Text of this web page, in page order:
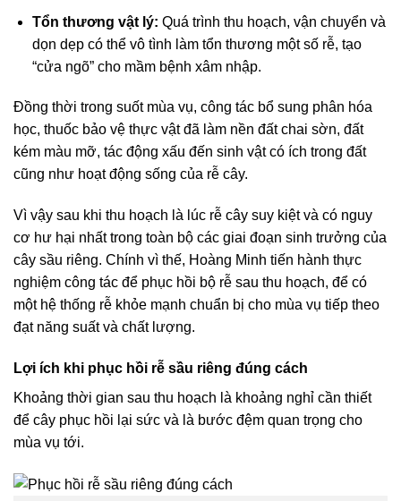
Tổn thương vật lý: Quá trình thu hoạch, vận chuyển và
dọn dẹp có thể vô tình làm tổn thương một số rễ, tạo
“cửa ngõ” cho mầm bệnh xâm nhập.
Đồng thời trong suốt mùa vụ, công tác bổ sung phân hóa
học, thuốc bảo vệ thực vật đã làm nền đất chai sờn, đất
kém màu mỡ, tác động xấu đến sinh vật có ích trong đất
cũng như hoạt động sống của rễ cây.
Vì vậy sau khi thu hoạch là lúc rễ cây suy kiệt và có nguy
cơ hư hại nhất trong toàn bộ các giai đoạn sinh trưởng của
cây sầu riêng. Chính vì thế, Hoàng Minh tiến hành thực
nghiệm công tác để phục hồi bộ rễ sau thu hoạch, để có
một hệ thống rễ khỏe mạnh chuẩn bị cho mùa vụ tiếp theo
đạt năng suất và chất lượng.
Lợi ích khi phục hồi rễ sầu riêng đúng cách
Khoảng thời gian sau thu hoạch là khoảng nghỉ cần thiết
để cây phục hồi lại sức và là bước đệm quan trọng cho
mùa vụ tới.